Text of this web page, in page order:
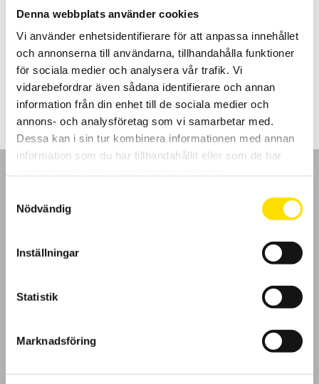
Denna webbplats använder cookies
Vi använder enhetsidentifierare för att anpassa innehållet
och annonserna till användarna, tillhandahålla funktioner
för sociala medier och analysera vår trafik. Vi
vidarebefordrar även sådana identifierare och annan
information från din enhet till de sociala medier och
annons- och analysföretag som vi samarbetar med.
Dessa kan i sin tur kombinera informationen med annan
information som du har tillhandahållit eller som de har
Nödvändig
Inställningar
Statistik
Marknadsföring
storlekarna 48 x 48, 96 x 48 samt 96 x 96mm. Med kraftfulla
prestanda samt enkel konfigurering, både med och utan pc.
595.00 kr –695.00krPrisintervall:
595.00 kr
695.00 kr
LÄS MER
Kundundersökning